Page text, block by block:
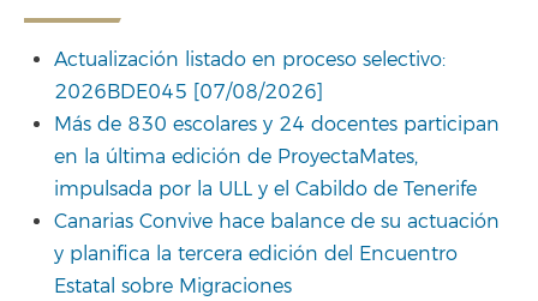
Actualización listado en proceso selectivo:
2026BDE045 [07/08/2026]
Más de 830 escolares y 24 docentes participan
en la última edición de ProyectaMates,
impulsada por la ULL y el Cabildo de Tenerife
Canarias Convive hace balance de su actuación
y planifica la tercera edición del Encuentro
Estatal sobre Migraciones